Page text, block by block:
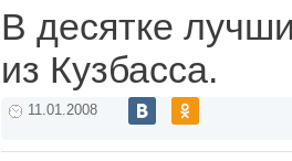
В десятке
из Кузбасса.
11.01.2008